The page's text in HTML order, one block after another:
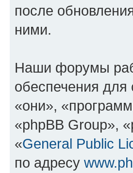
после
ними.
Наши форумы
обеспечения
«они»,
«phpBB Group»,
«General Public
по адресу